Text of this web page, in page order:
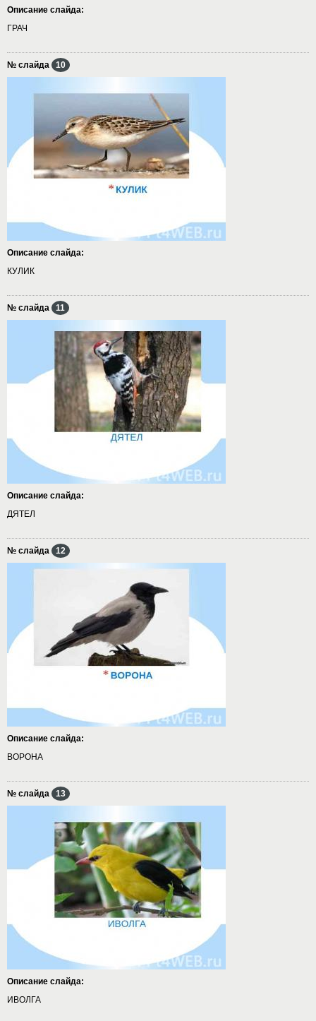
Описание слайда:
ГРАЧ
№ слайда 10
Описание слайда:
КУЛИК
№ слайда 11
Описание слайда:
ДЯТЕЛ
№ слайда 12
Описание слайда:
ВОРОНА
№ слайда 13
Описание слайда:
ИВОЛГА